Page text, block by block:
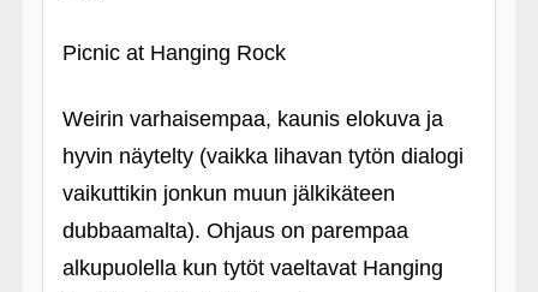
Picnic at Hanging Rock
Weirin varhaisempaa, kaunis elokuva ja
hyvin näytelty (vaikka lihavan tytön dialogi
vaikuttikin jonkun muun jälkikäteen
dubbaamalta). Ohjaus on parempaa
alkupuolella kun tytöt vaeltavat Hanging